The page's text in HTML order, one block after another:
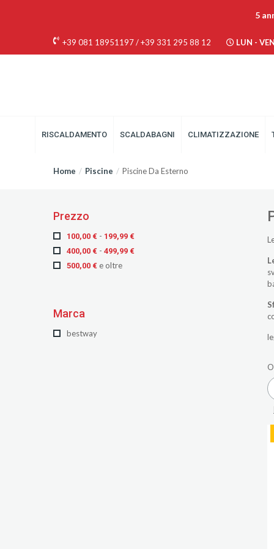
5
+39 081 18951197/+39 331 295 88 12 LUN -
RISCALDAMENTO SCALDABAGNI CLIMATIZZAZIONE
Home Piscine Piscine Da Esterno
Prezzo
100,00 € - 199,99 €
400,00 € - 499,99 €
500,00 € e oltre
Marca
bestway